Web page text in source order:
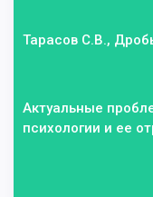
Тарасов С.В.,
Актуальные
психологии и ее